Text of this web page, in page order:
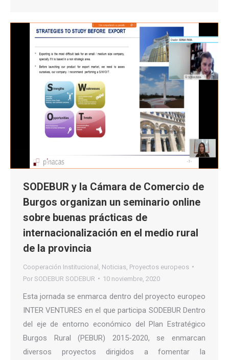
SODEBUR y la Cámara de Comercio de
Burgos organizan un seminario online
sobre buenas prácticas de
internacionalización en el medio rural
de la provincia
Cooperación Institucional Noticias Proyectos europeos
Por SODEBUR SODEBUR 10 noviembre, 2020
Esta jornada se enmarca dentro del proyecto europeo
INTER VENTURES en el que participa SODEBUR Dentro
del eje de entorno económico del Plan Estratégico
Burgos Rural (PEBUR) 2015-2020, se enmarcan
diversos proyectos dirigidos a fomentar la